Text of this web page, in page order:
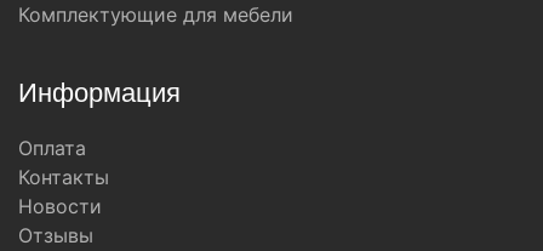
Комплектующие для мебели
Информация
Оплата
Контакты
Новости
Отзывы